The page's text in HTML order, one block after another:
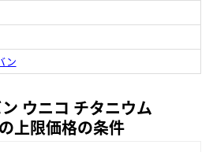
ン
ウニコ チタニウム
上限価格の条件